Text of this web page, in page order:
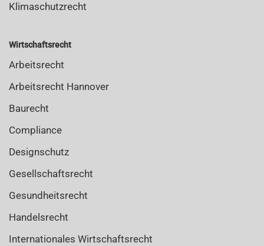
Klimaschutzrecht
Wirtschaftsrecht
Arbeitsrecht
Arbeitsrecht Hannover
Baurecht
Compliance
Designschutz
Gesellschaftsrecht
Gesundheitsrecht
Handelsrecht
Internationales Wirtschaftsrecht